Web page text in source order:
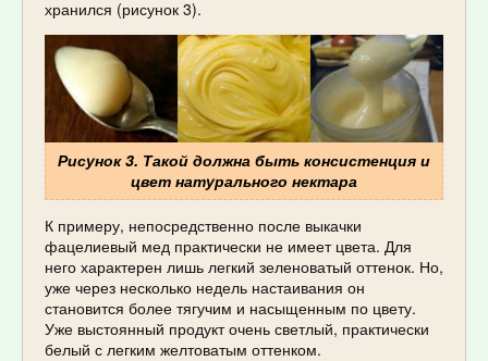
хранился (рисунок 3).
Рисунок 3. Такой должна быть консистенция и
цвет натурального нектара
К примеру, непосредственно после выкачки
фацелиевый мед практически не имеет цвета. Для
него характерен лишь легкий зеленоватый оттенок. Но,
уже через несколько недель настаивания он
становится более тягучим и насыщенным по цвету.
Уже выстоянный продукт очень светлый, практически
белый с легким желтоватым оттенком.